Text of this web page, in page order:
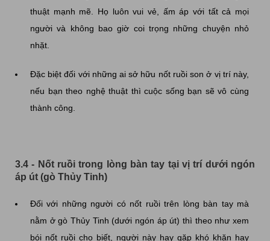
thuật mạnh mẽ. Họ luôn vui vẻ, ấm áp với tất cả mọi
người và không bao giờ coi trọng những chuyện nhỏ
nhặt.
Đặc biệt đối với những ai sở hữu nốt ruồi son ở vị trí này,
nếu bạn theo nghệ thuật thì cuộc sống bạn sẽ vô cùng
thành công.
3.4 - Nốt ruồi trong lòng bàn tay tại vị trí dưới ngón
áp út (gò Thủy Tinh)
Đối với những người có nốt ruồi trên lòng bàn tay mà
nằm ở gò Thủy Tinh (dưới ngón áp út) thì theo như xem
bói nốt ruồi cho biết, người này hay gặp khó khăn hay